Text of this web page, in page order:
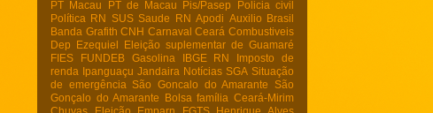
PT Macau
PT de Macau Pis/Pasep
Policia civil
Política RN
SUS Saude RN Apodi Auxilio Brasil
Banda Grafith CNH Carnaval Ceará Combustiveis
Dep Ezequiel
Eleição suplementar de Guamaré
FIES
FUNDEB Gasolina IBGE RN
Imposto de
renda Ipanguaçu Jandaira Notícias SGA Situação
de emergência
São Goncalo do Amarante
São
Gonçalo do Amarante
Bolsa família Ceará-Mirim